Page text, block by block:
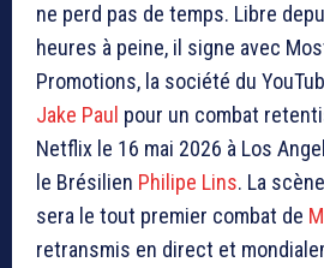
ne perd pas de temps. Libre
heures à peine, il signe avec
Promotions, la société du
Jake Paul pour un combat
Netflix le 16 mai 2026 à Los
le Brésilien Philipe Lins. La
sera le tout premier combat de
retransmis en direct et